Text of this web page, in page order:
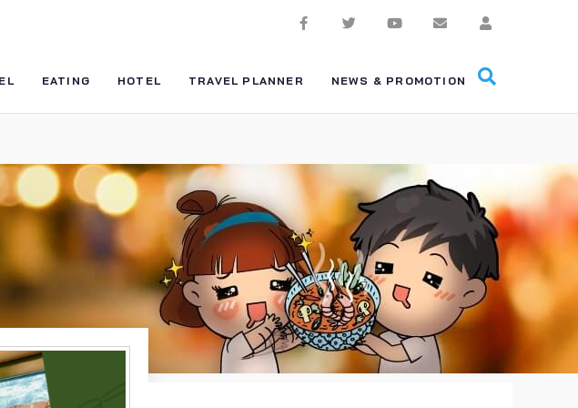
EATING HOTEL TRAVEL PLANNER NEWS & PROMOTION